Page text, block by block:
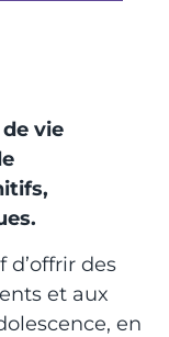
vie
d’offrir des
et aux
en